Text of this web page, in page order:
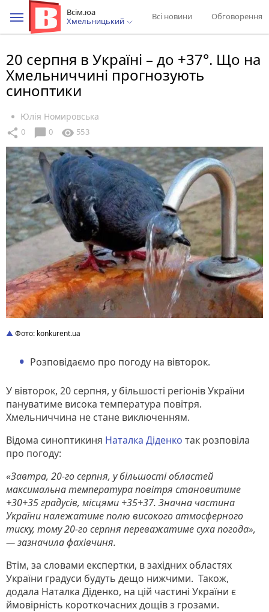
Всім.юа
Хмельницький
Всі новини Обговорення
20 серпня в Україні – до +37°. Що на
Хмельниччині прогнозують
синоптики
Юлія Номировська
share 0 chat_bubble 0 visibility 553
Фото: konkurent.ua
Розповідаємо про погоду на вівторок.
У вівторок, 20 серпня, у більшості регіонів України
пануватиме висока температура повітря.
Хмельниччина не стане виключенням.
Відома синоптикиня Наталка Діденко так розповіла
про погоду:
«Завтра, 20-го серпня, у більшості областей
максимальна температура повітря становитиме
+30+35 градусів, місцями +35+37. Значна частина
України належатиме полю високого атмосферного
тиску, тому 20-го серпня переважатиме суха погода»,
— зазначила фахівчиня.
Втім, за словами експертки, в західних областях
України градуси будуть дещо нижчими. Також,
додала Наталка Діденко, на цій частині України є
ймовірність короткочасних дощів з грозами.